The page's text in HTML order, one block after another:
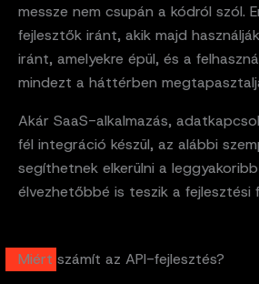
messze nem csupán a kódról szól.
fejlesztők iránt, akik majd
iránt, amelyekre épül, és a
mindezt a háttérben
Akár SaaS-alkalmazás,
fél integráció készül, az alábbi
segíthetnek elkerülni a
élvezhetőbbé is teszik a fejlesztési
Miért számít az API-fejlesztés?